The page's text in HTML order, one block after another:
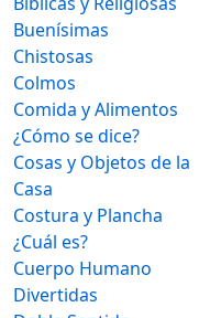
Buenísimas
Chistosas
Colmos
Comida y Alimentos
¿Cómo se dice?
Cosas y Objetos de la
Casa
Costura y Plancha
¿Cuál es?
Cuerpo Humano
Divertidas